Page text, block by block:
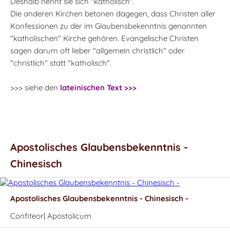
Die anderen Kirchen betonen dagegen, dass Christen aller
Konfessionen zu der im Glaubensbekenntnis genannten
"katholischen" Kirche gehören. Evangelische Christen
sagen darum oft lieber "allgemein christlich" oder
"christlich" statt "katholisch".
>>> siehe den lateinischen Text >>>
Apostolisches Glaubensbekenntnis -
Chinesisch
Apostolisches Glaubensbekenntnis - Chinesisch -
Confiteor| Apostolicum